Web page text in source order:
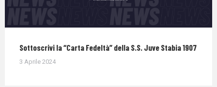
Sottoscrivi la “Carta Fedeltà” della S.S. Juve Stabia 1907
3 Aprile 2024